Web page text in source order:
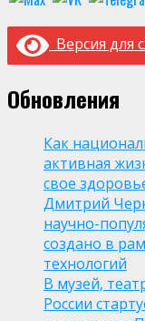
Версия для
Обновления
Как
активная
свое
Дмитрий
научно-
создано в
технологий
В музей,
России